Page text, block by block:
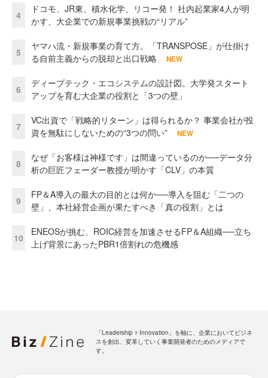
4
ドコモ、JR東、積水化学、リコー発！ 社内起業家4人が明
かす、大企業での新規事業挑戦の“リアル”
5
ヤマハ流・新規事業の育て方。「TRANSPOSE」が仕掛け
る自前主義からの脱却と出口戦略
NEW
6
ディープテック・エコシステムの設計図。大学発スタート
アップを育む大企業の役割と「3つの壁」
7
VC出資で「戦略的リターン」は得られるか？ 事業会社が投
資を無駄にしないための“3つの問い”
NEW
8
なぜ「お客様は神様です」は間違っているのか──データ分
析の巨匠フェーダー教授が明かす「CLV」の本質
9
FP＆A導入の最大の目的とは何か──導入を阻む「二つの
壁」、本社経営企画が果たすべき「真の役割」とは
10
ENEOSが挑む、ROIC経営を加速させるFP＆A組織──立ち
上げ背景にあったPBR1倍割れの危機感
「Leadership ☓ Innovation」を軸に、企業においてビジネ
スを創出、変革していく事業開発者のためのメディアで
す。